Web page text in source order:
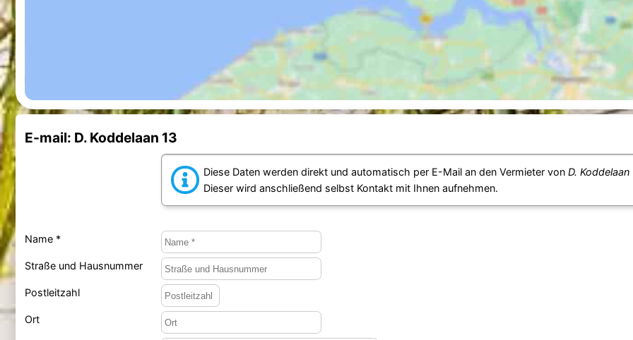
E-mail: D. Koddelaan 13
Diese Daten werden direkt und automatisch per E-Mail an den Vermieter von D. Koddelaan
Dieser wird anschließend selbst Kontakt mit Ihnen aufnehmen.
Name *
Straße und Hausnummer
Postleitzahl
Ort